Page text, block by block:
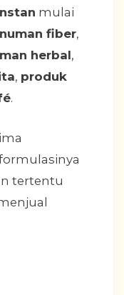
mulai
fiber,
herbal,
, produk
.
tertentu